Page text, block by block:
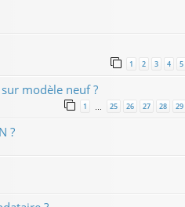
1 2 3 4 5
modèle neuf ?
1 25 26 27 28 29
?